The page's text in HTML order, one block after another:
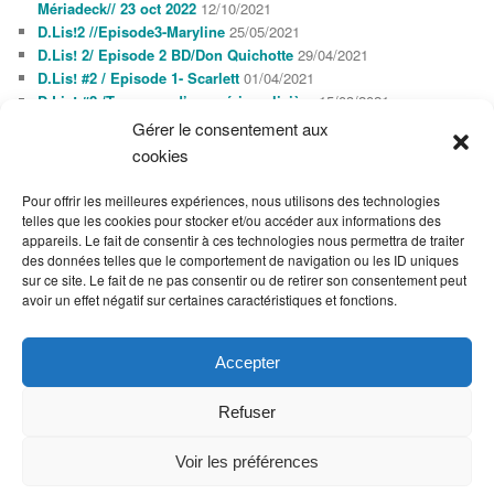
Mériadeck// 23 oct 2022 12/10/2021
D.Lis!2 //Episode3-Maryline 25/05/2021
D.Lis! 2/ Episode 2 BD/Don Quichotte 29/04/2021
D.Lis! #2 / Episode 1- Scarlett 01/04/2021
D.Lis! #2 /Tournage d’une série policière
15/03/2021
L M M J V S D
1
2
3
4 5 6 7 8
9
10
11 13
17
18 19 20 21 22
25
31
Fièrement propulsé par WordPress
Gérer le consentement aux
cookies
Pour offrir les meilleures expériences, nous utilisons des technologies
telles que les cookies pour stocker et/ou accéder aux informations des
appareils. Le fait de consentir à ces technologies nous permettra de traiter
des données telles que le comportement de navigation ou les ID uniques
sur ce site. Le fait de ne pas consentir ou de retirer son consentement peut
avoir un effet négatif sur certaines caractéristiques et fonctions.
Accepter
Refuser
Voir les préférences